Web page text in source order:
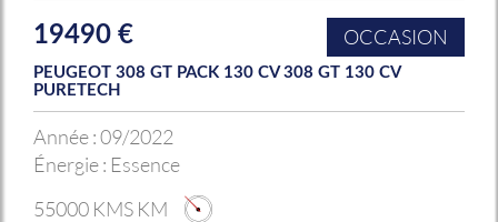
19490 € OCCASION
PEUGEOT 308 GT PACK 130 CV 308 GT 130 CV
PURETECH
Année :09/2022
Énergie : Essence
55000 KMS KM